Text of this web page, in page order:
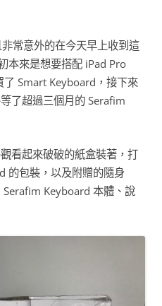
常意外的在今天早上收到這
本來是想要搭配 iPad Pro
Smart Keyboard，接下來
了超過三個月的 Serafim
看起來破破的紙盒裝著，打
的包裝，以及附贈的隨身
Keyboard 本體、說